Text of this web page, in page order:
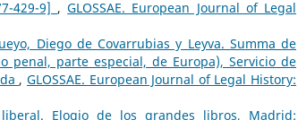
429-9] ,GLOSSAE. European Journal of Legal
Diego de Covarrubias y Leyva. Summa de
penal, parte especial, de Europa), Servicio de
,GLOSSAE. European Journal of Legal History:
Elogio de los grandes libros, Madrid: